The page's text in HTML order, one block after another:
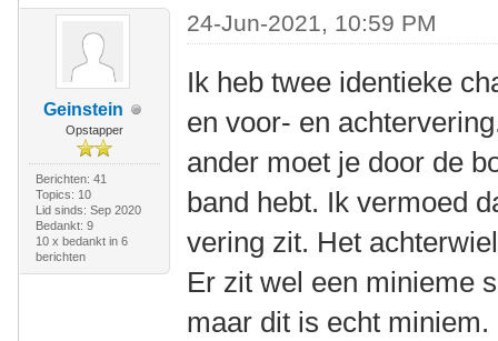
Geinstein
Opstapper
Berichten: 41
Topics: 10
Lid sinds: Sep 2020
Bedankt: 9
10 x bedankt in 6
berichten
24-Jun-2021, 10:59 PM
Ik heb twee identieke
en voor- en
ander moet je door de
band hebt. Ik vermoed
vering zit. Het
Er zit wel een minieme
maar dit is echt miniem.